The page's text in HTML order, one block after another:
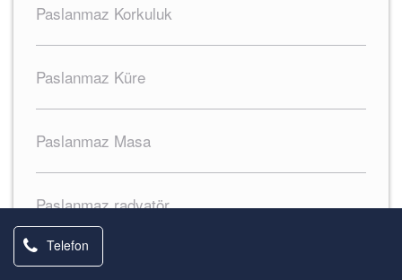
Paslanmaz Korkuluk
Paslanmaz Küre
Paslanmaz Masa
Paslanmaz radyatör
Paslanmaz Sac Kaplama
Telefon